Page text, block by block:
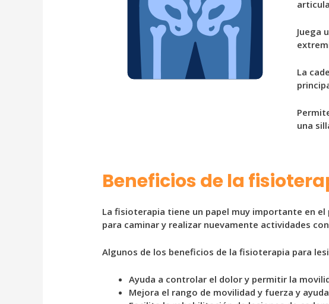
Juega
La
una
Beneficios de la
La fisioterapia tiene un papel muy importante en
para caminar y realizar nuevamente actividades
Algunos de los beneficios de la fisioterapia para
Ayuda a controlar el dolor y permitir la
Mejora el rango de movilidad y fuerza y